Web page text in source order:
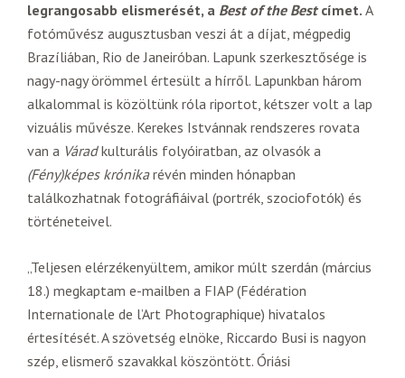
legrangosabb elismerését, a Best of the Bestcímet. A
fotóművész augusztusban veszi át a díjat, mégpedig
Brazíliában, Rio de Janeiróban. Lapunk szerkesztősége is
nagy-nagy örömmel értesült a hírről. Lapunkban három
alkalommal is közöltünk róla riportot, kétszer volt a lap
vizuális művésze. Kerekes Istvánnak rendszeres rovata
van a Váradkulturális folyóiratban, az olvasók a
(Fény)képes krónikarévén minden hónapban
találkozhatnak fotográfiáival (portrék, szociofotók) és
történeteivel.
„Teljesen elérzékenyültem, amikor múlt szerdán (március
18.) megkaptam e-mailben a FIAP (Fédération
Internationale de l’Art Photographique) hivatalos
értesítését. A szövetség elnöke, Riccardo Busi is nagyon
szép, elismerő szavakkal köszöntött. Óriási